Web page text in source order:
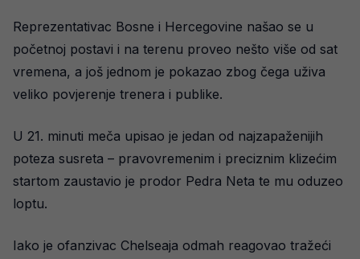
Reprezentativac Bosne i Hercegovine našao se u
početnoj postavi i na terenu proveo nešto više od sat
vremena, a još jednom je pokazao zbog čega uživa
veliko povjerenje trenera i publike.
U 21. minuti meča upisao je jedan od najzapaženijih
poteza susreta – pravovremenim i preciznim klizećim
startom zaustavio je prodor Pedra Neta te mu oduzeo
loptu.
Iako je ofanzivac Chelseaja odmah reagovao tražeći